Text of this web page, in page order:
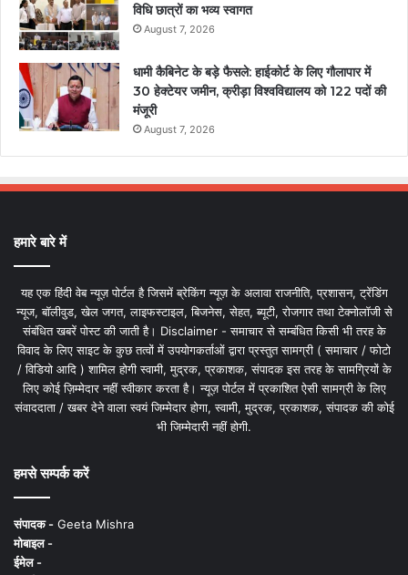
विधि छात्रों का भव्य स्वागत
August 7, 2026
धामी कैबिनेट के बड़े फैसले: हाईकोर्ट के लिए गौलापार में
30 हेक्टेयर जमीन, क्रीड़ा विश्वविद्यालय को 122 पदों की
मंजूरी
August 7, 2026
हमारे बारे में
यह एक हिंदी वेब न्यूज़ पोर्टल है जिसमें ब्रेकिंग न्यूज़ के अलावा राजनीति, प्रशासन, ट्रेंडिंग
न्यूज, बॉलीवुड, खेल जगत, लाइफस्टाइल, बिजनेस, सेहत, ब्यूटी, रोजगार तथा टेक्नोलॉजी से
संबंधित खबरें पोस्ट की जाती है। Disclaimer - समाचार से सम्बंधित किसी भी तरह के
विवाद के लिए साइट के कुछ तत्वों में उपयोगकर्ताओं द्वारा प्रस्तुत सामग्री ( समाचार / फोटो
/ विडियो आदि ) शामिल होगी स्वामी, मुद्रक, प्रकाशक, संपादक इस तरह के सामग्रियों के
लिए कोई ज़िम्मेदार नहीं स्वीकार करता है। न्यूज़ पोर्टल में प्रकाशित ऐसी सामग्री के लिए
संवाददाता / खबर देने वाला स्वयं जिम्मेदार होगा, स्वामी, मुद्रक, प्रकाशक, संपादक की कोई
भी जिम्मेदारी नहीं होगी.
हमसे सम्पर्क करें
संपादक - Geeta Mishra
मोबाइल -
ईमेल -